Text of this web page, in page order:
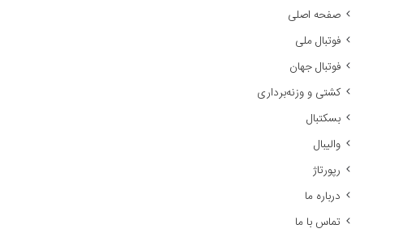
صفحه اصلی
فوتبال ملی
فوتبال جهان
کشتی و وزنه‌برداری
بسکتبال
والیبال
رپورتاژ
درباره ما
تماس با ما